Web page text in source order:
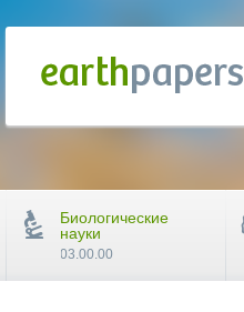
Биологические
науки
03.00.00